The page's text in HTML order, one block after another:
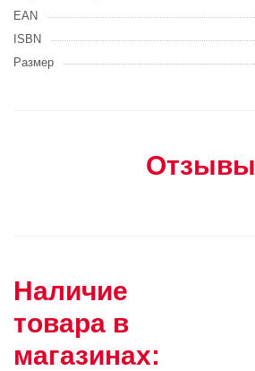
EAN
ISBN
Размер
Отзывы
Наличие
товара в
магазинах: